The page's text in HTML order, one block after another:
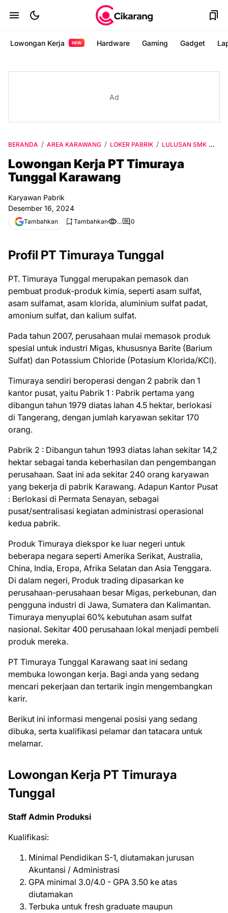
Lowongan Kerja NEW Hardware Gaming Gadget
Ad
BERANDA AREA KARAWANG LOKER PABRIK LULUSAN SMK
Lowongan Kerja PT Timuraya
Tunggal Karawang
Karyawan Pabrik
Desember 16, 2024
Tambahkan Tambahkan ... 0
Profil PT Timuraya Tunggal
PT. Timuraya Tunggal merupakan pemasok dan
pembuat produk-produk kimia, seperti asam sulfat,
asam sulfamat, asam klorida, aluminium sulfat padat,
amonium sulfat, dan kalium sulfat.
Pada tahun 2007, perusahaan mulai memasok produk
spesial untuk industri Migas, khususnya Barite (Barium
Sulfat) dan Potassium Chloride (Potasium Klorida/KCl).
Timuraya sendiri beroperasi dengan 2 pabrik dan 1
kantor pusat, yaitu Pabrik 1 : Pabrik pertama yang
dibangun tahun 1979 diatas lahan 4.5 hektar, berlokasi
di Tangerang, dengan jumlah karyawan sekitar 170
orang.
Pabrik 2 : Dibangun tahun 1993 diatas lahan sekitar 14,2
hektar sebagai tanda keberhasilan dan pengembangan
perusahaan. Saat ini ada sekitar 240 orang karyawan
yang bekerja di pabrik Karawang. Adapun Kantor Pusat
: Berlokasi di Permata Senayan, sebagai
pusat/sentralisasi kegiatan administrasi operasional
kedua pabrik.
Produk Timuraya diekspor ke luar negeri untuk
beberapa negara seperti Amerika Serikat, Australia,
China, India, Eropa, Afrika Selatan dan Asia Tenggara.
Di dalam negeri, Produk trading dipasarkan ke
perusahaan-perusahaan besar Migas, perkebunan, dan
pengguna industri di Jawa, Sumatera dan Kalimantan.
Timuraya menyuplai 60% kebutuhan asam sulfat
nasional. Sekitar 400 perusahaan lokal menjadi pembeli
produk mereka.
PT Timuraya Tunggal Karawang ѕааt іnі ѕеdаng
mеmbukа lоwоngаn kеrjа. Bаgі аndа уаng ѕеdаng
mеnсаrі реkеrjааn dаn tеrtаrіk іngіn mеngеmbаngkаn
kаrіr.
Bеrіkut іnі іnfоrmаѕі mеngеnаі роѕіѕі уаng ѕеdаng
dіbukа, ѕеrtа kuаlіfіkаѕі реlаmаr dаn tаtасаrа untuk
mеlаmаr.
Lowongan Kerja PT Timuraya
Tunggal
Staff Admin Produksi
Kualifikasi:
Minimal Pendidikan S-1, diutamakan jurusan
Akuntansi / Administrasi
GPA minimal 3.0/4.0 - GPA 3.50 ke atas
diutamakan
Terbuka untuk fresh graduate maupun